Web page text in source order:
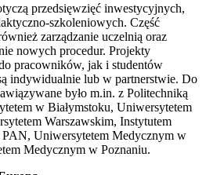
przedsięwzięć inwestycyjnych,
szkoleniowych. Część
zarządzanie uczelnią oraz
nowych procedur. Projekty
pracowników, jak i studentów
indywidualnie lub w partnerstwie. Do
było m.in. z Politechniką
w Białymstoku, Uniwersytetem
Warszawskim, Instytutem
Uniwersytetem Medycznym w
Medycznym w Poznaniu.